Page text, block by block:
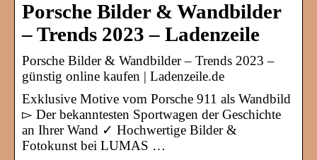
Porsche Bilder & Wandbilder
– Trends 2023 – Ladenzeile
Porsche Bilder & Wandbilder – Trends 2023 –
günstig online kaufen | Ladenzeile.de
Exklusive Motive vom Porsche 911 als Wandbild
▻ Der bekanntesten Sportwagen der Geschichte
an Ihrer Wand ✓ Hochwertige Bilder &
Fotokunst bei LUMAS …